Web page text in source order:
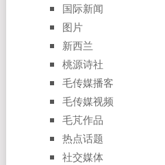
国际新闻
图片
新西兰
桃源诗社
毛传媒播客
毛传媒视频
毛芃作品
热点话题
社交媒体